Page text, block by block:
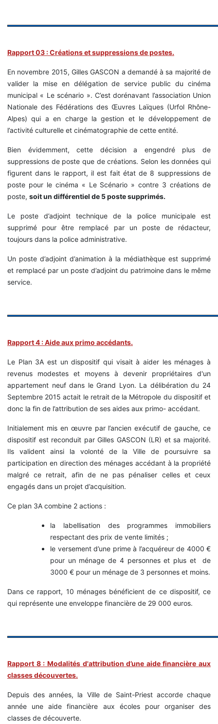
Rapport 03 : Créations et suppressions de postes.
En novembre 2015, Gilles GASCON a demandé à sa majorité de
valider la mise en délégation de service public du cinéma
municipal « Le scénario ». C’est dorénavant l’association Union
Nationale des Fédérations des Œuvres Laïques (Urfol Rhône-
Alpes) qui a en charge la gestion et le développement de
l’activité culturelle et cinématographie de cette entité.
Bien évidemment, cette décision a engendré plus de
suppressions de poste que de créations. Selon les données qui
figurent dans le rapport, il est fait état de 8 suppressions de
poste pour le cinéma « Le Scénario » contre 3 créations de
poste, soit un différentiel de 5 poste supprimés.
Le poste d’adjoint technique de la police municipale est
supprimé pour être remplacé par un poste de rédacteur,
toujours dans la police administrative.
Un poste d’adjoint d’animation à la médiathèque est supprimé
et remplacé par un poste d’adjoint du patrimoine dans le même
service.
Rapport 4 : Aide aux primo accédants.
Le Plan 3A est un dispositif qui visait à aider les ménages à
revenus modestes et moyens à devenir propriétaires d'un
appartement neuf dans le Grand Lyon. La délibération du 24
Septembre 2015 actait le retrait de la Métropole du dispositif et
donc la fin de l’attribution de ses aides aux primo- accédant.
Initialement mis en œuvre par l’ancien exécutif de gauche, ce
dispositif est reconduit par Gilles GASCON (LR) et sa majorité.
Ils valident ainsi la volonté de la Ville de poursuivre sa
participation en direction des ménages accédant à la propriété
malgré ce retrait, afin de ne pas pénaliser celles et ceux
engagés dans un projet d’acquisition.
Ce plan 3A combine 2 actions :
la labellisation des programmes immobiliers
respectant des prix de vente limités ;
le versement d’une prime à l’acquéreur de 4000 €
pour un ménage de 4 personnes et plus et de
3000 € pour un ménage de 3 personnes et moins.
Dans ce rapport, 10 ménages bénéficient de ce dispositif, ce
qui représente une enveloppe financière de 29 000 euros.
Rapport 8 : Modalités d'attribution d’une aide financière aux
classes découvertes.
Depuis des années, la Ville de Saint-Priest accorde chaque
année une aide financière aux écoles pour organiser des
classes de découverte.